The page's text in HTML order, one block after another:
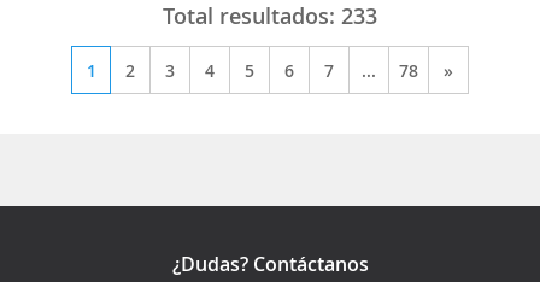
Total resultados: 233
1 2 3 4 5 6 7 ... 78 »
¿Dudas? Contáctanos